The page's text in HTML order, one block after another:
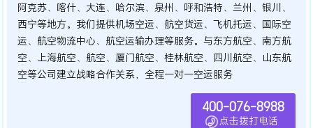
阿克苏、喀什、大连、哈尔滨、泉州、呼和浩特、兰州、银川、
西宁等地方。我们提供机场空运、航空货运、飞机托运、国际空
运、航空物流中心、航空运输办理等服务。与东方航空、南方航
空、上海航空、航空、厦门航空、桂林航空、四川航空、山东航
空等公司建立战略合作关系，全程一对一空运服务
400-076-8988
点击拨打电话